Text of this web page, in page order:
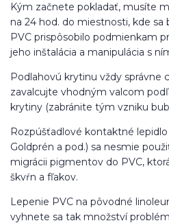
Kým začnete pokladať, musíte
na 24 hod. do miestnosti, kde sa
PVC prispôsobilo podmienkam
jeho inštalácia a manipulácia s
Podlahovú krytinu vždy správne
zavalcujte vhodným valcom
krytiny (zabránite tým vzniku
Rozpúšťadlové kontaktné
Goldprén a pod.) sa nesmie
migrácii pigmentov do PVC,
škvŕn a fľakov.
Lepenie PVC na pôvodné
vyhnete sa tak množství